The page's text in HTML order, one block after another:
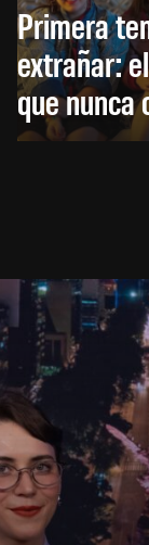
Primera
extrañar:
que nunca